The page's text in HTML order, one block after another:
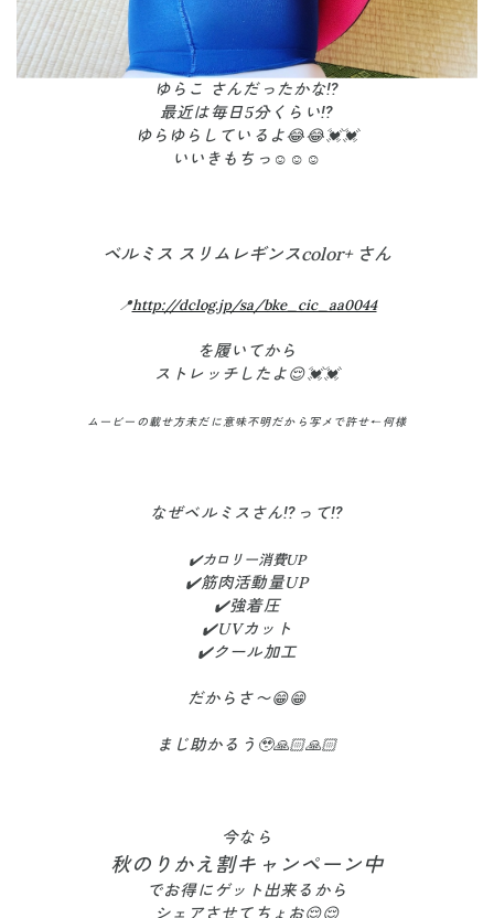
ゆらこ さんだったかな⁉️
最近は毎日5分くらい⁉️
ゆらゆらしているよ😂😂💓💓
いいきもちっ☺️☺️☺️
ベルミス スリムレギンスcolor+ さん
📍http://dclog.jp/sa/bke_cic_aa0044
を履いてから
ストレッチしたよ😌💓💓
ムービーの載せ方未だに意味不明だから写メで許せ←何様
なぜベルミスさん⁉️って⁉️
✔️カロリー消費UP
✔️筋肉活動量UP
✔️強着圧
✔️UVカット
✔️クール加工
だからさ〜😁😁
まじ助かるう🥹🙏🏻🙏🏻
今なら
秋のりかえ割キャンペーン中
でお得にゲット出来るから
シェアさせてちょお😌😌